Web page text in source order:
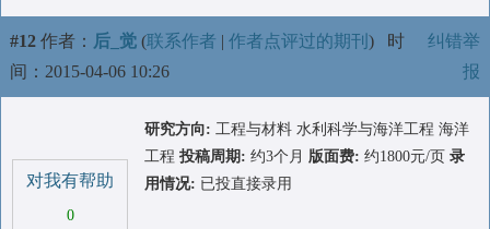
#12 作者： 后_觉 (联系作者 | 作者点评过的期刊 ) 时
间：2015-04-06 10:26
纠错举
报
对我有帮助
0
研究方向: 工程与材料 水利科学与海洋工程 海洋
工程 投稿周期: 约3个月 版面费: 约1800元/页 录
用情况: 已投直接录用